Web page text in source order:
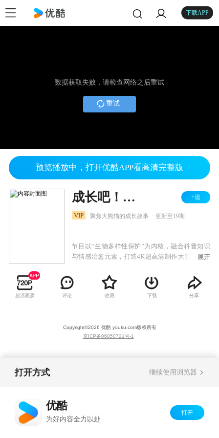
下载APP
数据获取失败，请检查网络之后重试
重试
预览播放中，打开优酷APP看高清完整版
成长吧！大熊猫2026之熊猫档案 +追
VIP 聚焦大熊猫的成长故事 更新至19期
节目以“生物多样性保护”为内核，融合科普知识
与情感治愈元素，打造4K超高清制作大熊猫主题
猫，以视频化的形式为大熊猫们打造独一无二的
档案，延续2025年“一熊一档”的实地外拍模式，
通过饲养员视角与长期跟拍素材，立体呈现单只
展开
超清画质 评论 收藏 下载 分享
Copyright©2026 优酷 youku.com版权所有
京ICP备06050721号-1
打开方式 继续使用浏览器
优酷
为好内容全力以赴
打开